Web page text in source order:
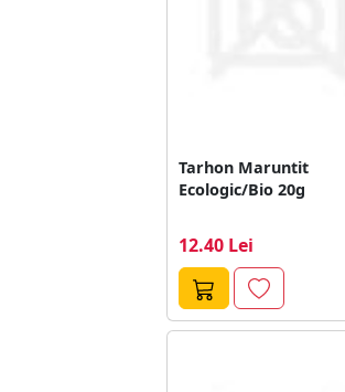
Tarhon Maruntit
Ecologic/Bio 20g
12.40 Lei